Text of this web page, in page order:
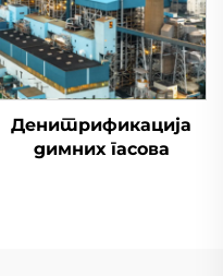
Денитрификација
димних гасова